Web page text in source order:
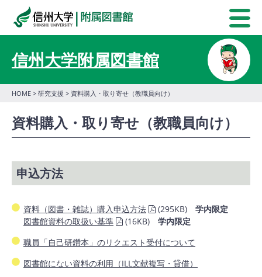
信州大学附属図書館
HOME > 研究支援 > 資料購入・取り寄せ（教職員向け）
資料購入・取り寄せ（教職員向け）
申込方法
資料（図書・雑誌）購入申込方法 (295KB) 学内限定
図書館資料の取扱い基準
(16KB) 学内限定
職員「自己研鑽本」のリクエスト受付について
図書館にない資料の利用（ILL文献複写・貸借）